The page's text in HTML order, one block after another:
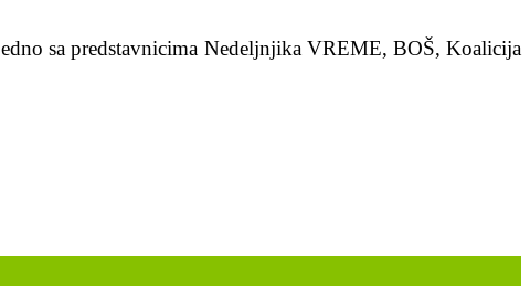
sa predstavnicima Nedeljnjika VREME, BOŠ, Koalicija